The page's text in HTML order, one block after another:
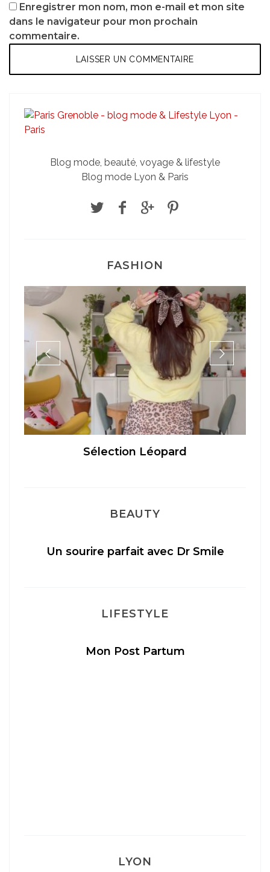
Enregistrer mon nom, mon e-mail et mon site
dans le navigateur pour mon prochain
commentaire.
Blog mode, beauté, voyage & lifestyle
Blog mode Lyon & Paris
FASHION
Sélection Léopard
BEAUTY
Un sourire parfait avec Dr Smile
LIFESTYLE
Mon Post Partum
LYON